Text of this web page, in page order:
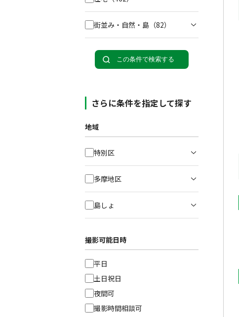
街並み・自然・島 （82）
この条件で検索する
さらに条件を指定して探す
地域
特別区
多摩地区
島しょ
撮影可能日時
平日
土日祝日
夜間可
撮影時間相談可